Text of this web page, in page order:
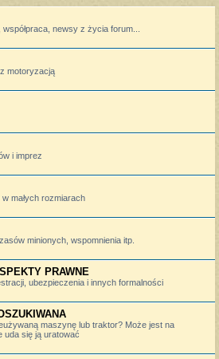
współpraca, newsy z życia forum...
motoryzacją
i imprez
małych rozmiarach
minionych, wspomnienia itp.
PRAWNE
ubezpieczenia i innych formalności
maszynę lub traktor? Może jest na
uda się ją uratować